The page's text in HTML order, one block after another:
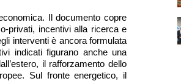
Il documento copre
privati, incentivi alla ricerca e
interventi è ancora formulata
indicati figurano anche una
il rafforzamento dello
Sul fronte energetico, il